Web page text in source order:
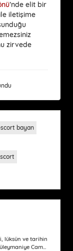
’nde elit bir
iletişime
zirvede
bayan
lüksün ve tarihin
Cam...